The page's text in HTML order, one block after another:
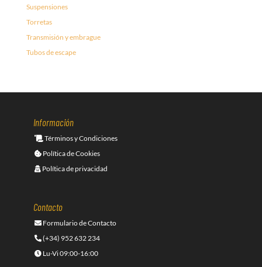
Suspensiones
Torretas
Transmisión y embrague
Tubos de escape
Información
Términos y Condiciones
Política de Cookies
Política de privacidad
Contacto
Formulario de Contacto
(+34) 952 632 234
Lu-Vi 09:00-16:00